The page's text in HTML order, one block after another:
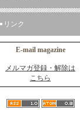
リンク
E-mail magazine
メルマガ登録・解除は
こちら